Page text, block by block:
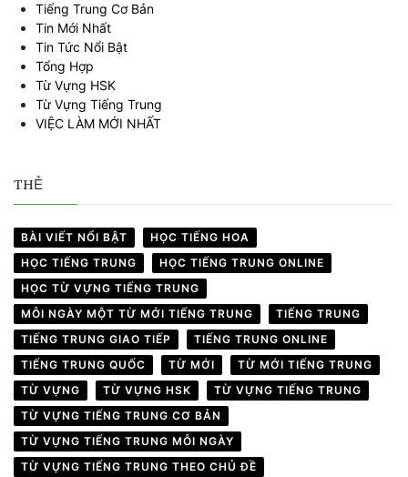
Tiếng Trung Cơ Bản
Tin Mới Nhất
Tin Tức Nổi Bật
Tổng Hợp
Từ Vựng HSK
Từ Vựng Tiếng Trung
VIỆC LÀM MỚI NHẤT
THẺ
BÀI VIẾT NỔI BẬT
HỌC TIẾNG HOA
HỌC TIẾNG TRUNG
HỌC TIẾNG TRUNG ONLINE
HỌC TỪ VỰNG TIẾNG TRUNG
MỖI NGÀY MỘT TỪ MỚI TIẾNG TRUNG
TIẾNG TRUNG
TIẾNG TRUNG GIAO TIẾP
TIẾNG TRUNG ONLINE
TIẾNG TRUNG QUỐC
TỪ MỚI
TỪ MỚI TIẾNG TRUNG
TỪ VỰNG
TỪ VỰNG HSK
TỪ VỰNG TIẾNG TRUNG
TỪ VỰNG TIẾNG TRUNG CƠ BẢN
TỪ VỰNG TIẾNG TRUNG MỖI NGÀY
TỪ VỰNG TIẾNG TRUNG THEO CHỦ ĐỀ